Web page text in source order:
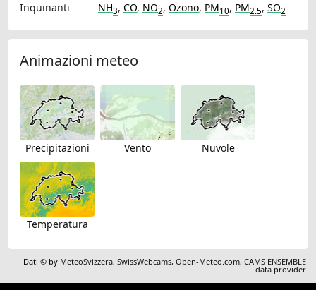
Inquinanti
NH3, CO, NO2, Ozono, PM10, PM2.5, SO2
Animazioni meteo
Precipitazioni Vento Nuvole
Temperatura
Dati © by MeteoSvizzera,SwissWebcams,Open-Meteo.com,CAMS ENSEMBLE
data provider